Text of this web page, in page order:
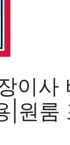
이사
|원